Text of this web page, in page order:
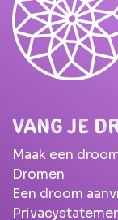
Vang Je
Maak een
Dromen
Een droom